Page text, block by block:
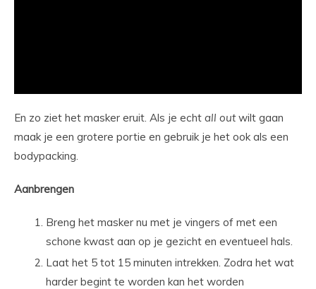
En zo ziet het masker eruit. Als je echt all outwilt gaan
maak je een grotere portie en gebruik je het ook als een
bodypacking.
Aanbrengen
Breng het masker nu met je vingers of met een
schone kwast aan op je gezicht en eventueel hals.
Laat het 5 tot 15 minuten intrekken. Zodra het wat
harder begint te worden kan het worden